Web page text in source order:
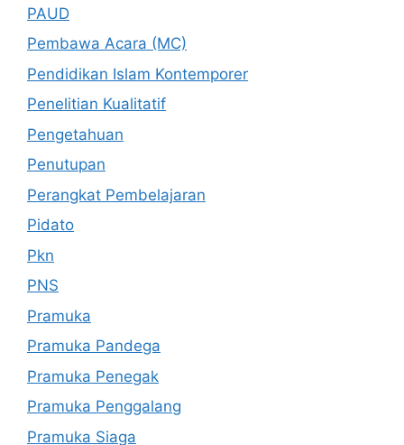
PAUD
Pembawa Acara (MC)
Pendidikan Islam Kontemporer
Penelitian Kualitatif
Pengetahuan
Penutupan
Perangkat Pembelajaran
Pidato
Pkn
PNS
Pramuka
Pramuka Pandega
Pramuka Penegak
Pramuka Penggalang
Pramuka Siaga